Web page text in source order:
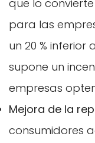
que lo
para las
un 20 % inferior
supone un
empresas
Mejora de la
consumidores